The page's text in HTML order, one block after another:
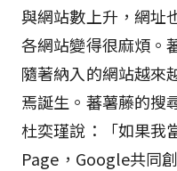
與網站數上升，網址
各網站變得很麻煩。
隨著納入的網站越來
焉誕生。蕃薯藤的搜
杜奕瑾說：「如果我
Page，Google共同